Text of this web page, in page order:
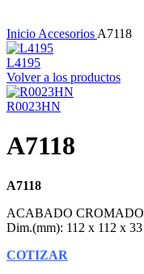
Inicio Accesorios A7118
L4195
Volver a los productos
R0023HN
A7118
A7118
ACABADO CROMADO
Dim.(mm): 112 x 112 x 33
COTIZAR